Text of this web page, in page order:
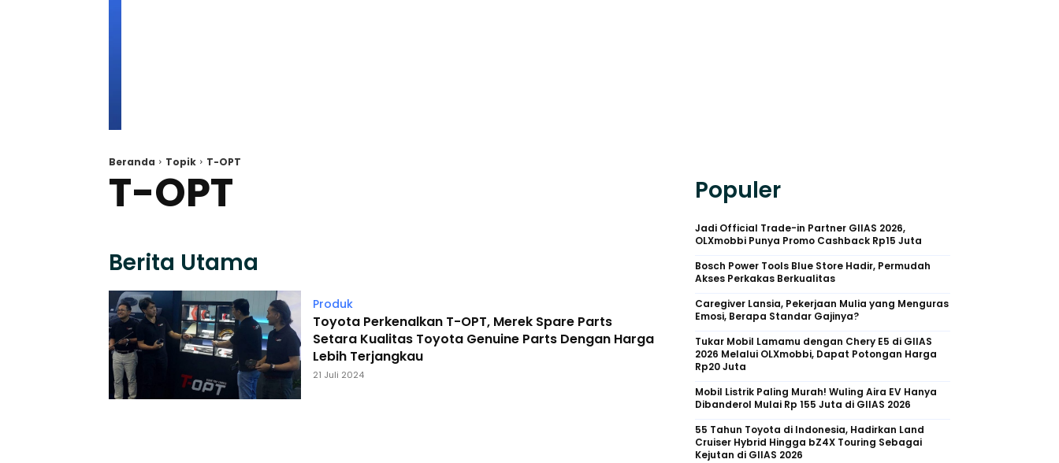
Beranda Topik T-OPT
T-OPT
Berita Utama
Produk
Toyota Perkenalkan T-OPT, Merek Spare Parts
Setara Kualitas Toyota Genuine Parts Dengan Harga
Lebih Terjangkau
21 Juli 2024
Populer
Jadi Official Trade-in Partner GIIAS 2026,
OLXmobbi Punya Promo Cashback Rp15 Juta
Bosch Power Tools Blue Store Hadir, Permudah
Akses Perkakas Berkualitas
Caregiver Lansia, Pekerjaan Mulia yang Menguras
Emosi, Berapa Standar Gajinya?
Tukar Mobil Lamamu dengan Chery E5 di GIIAS
2026 Melalui OLXmobbi, Dapat Potongan Harga
Rp20 Juta
Mobil Listrik Paling Murah! Wuling Aira EV Hanya
Dibanderol Mulai Rp 155 Juta di GIIAS 2026
55 Tahun Toyota di Indonesia, Hadirkan Land
Cruiser Hybrid Hingga bZ4X Touring Sebagai
Kejutan di GIIAS 2026